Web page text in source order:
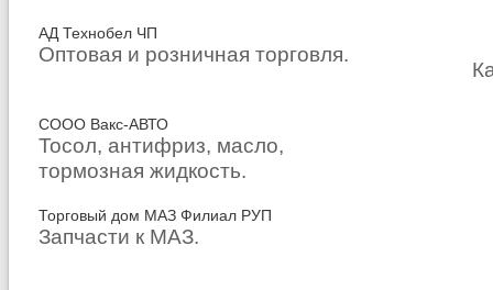
АД Технобел ЧП
Оптовая и розничная торговля.
СООО Вакс-АВТО
Тосол, антифриз, масло,
тормозная жидкость.
Торговый дом МАЗ Филиал РУП
Запчасти к МАЗ.